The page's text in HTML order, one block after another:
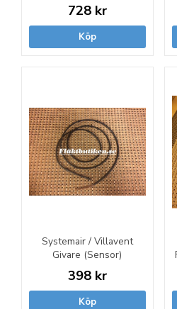
728 kr
Köp
Systemair / Villavent
Givare (Sensor)
398 kr
Köp